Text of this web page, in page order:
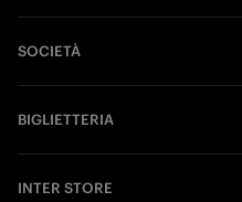
SOCIETÀ
BIGLIETTERIA
INTER STORE